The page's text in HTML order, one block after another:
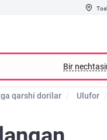
Bir
qarshi dorilar Ulufor